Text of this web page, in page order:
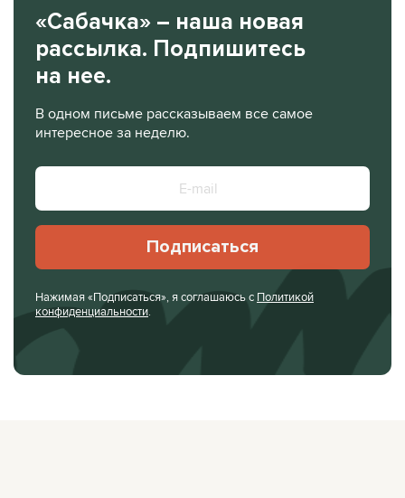
«Сабачка» – наша новая
рассылка. Подпишитесь
на нее.
В одном письме рассказываем все самое
интересное за неделю.
Подписаться
Нажимая «Подписаться», я соглашаюсь с Политикой
конфиденциальности.